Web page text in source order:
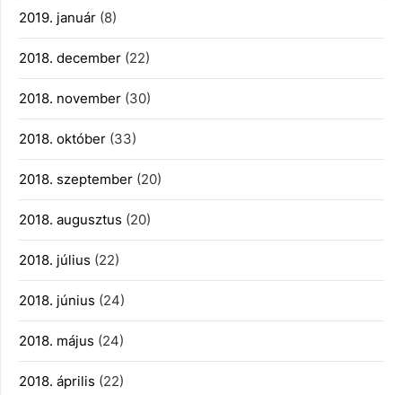
2019. január (8)
2018. december (22)
2018. november (30)
2018. október (33)
2018. szeptember (20)
2018. augusztus (20)
2018. július (22)
2018. június (24)
2018. május (24)
2018. április (22)